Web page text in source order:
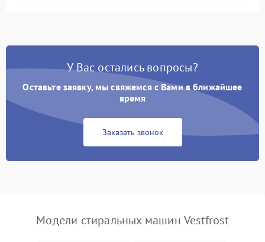
Замена платы управления 2200 ₽ Подробнее →
У Вас остались вопросы?
Оставьте заявку, мы свяжемся с Вами в ближайшее
время
Заказать звонок
Модели стиральных машин Vestfrost